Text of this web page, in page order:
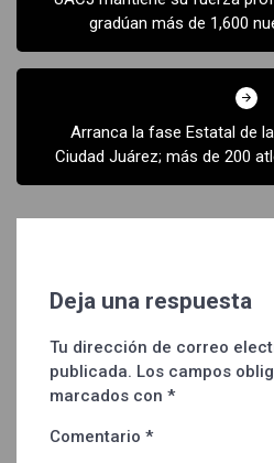
entradas
gradúan más de 1,600
Arranca la fase Estatal de
Ciudad Juárez; más de 200
Deja una respuesta
Tu dirección de correo
publicada. Los campos
marcados con *
Comentario *